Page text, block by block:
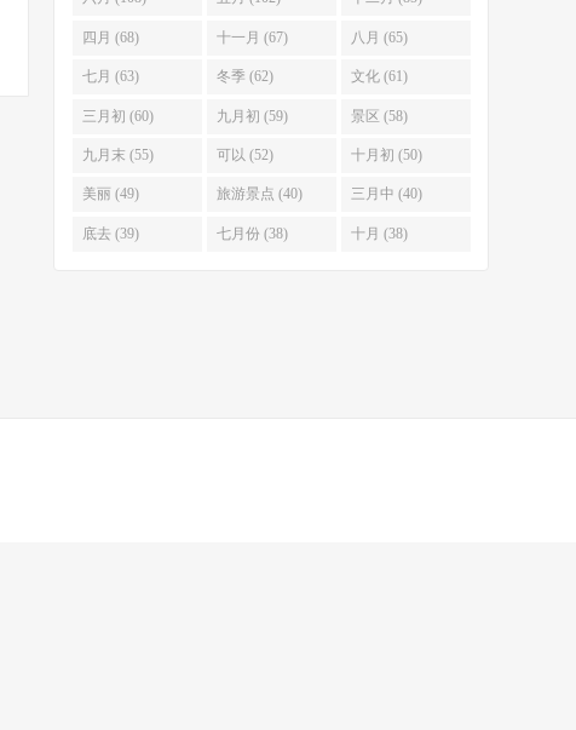
四月 (68) 十一月 (67) 八月 (65)
七月 (63) 冬季 (62) 文化 (61)
三月初 (60) 九月初 (59) 景区 (58)
九月末 (55) 可以 (52) 十月初 (50)
美丽 (49) 旅游景点 (40) 三月中 (40)
底去 (39) 七月份 (38) 十月 (38)